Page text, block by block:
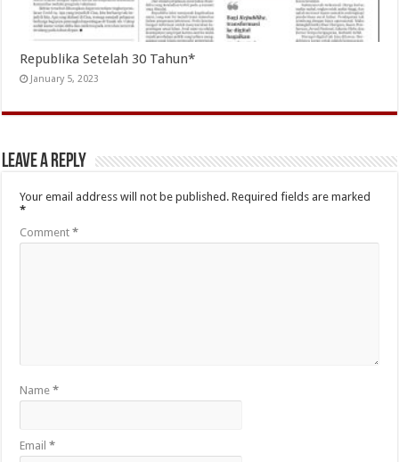
Republika Setelah 30 Tahun*
January 5, 2023
Leave a Reply
Your email address will not be published. Required fields are marked
*
Comment*
Name*
Email*